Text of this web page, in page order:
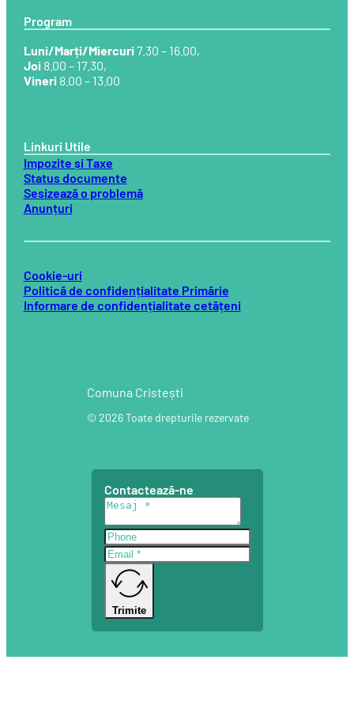
Program
Luni/Marți/Miercuri7.30 – 16.00,
Joi8.00 – 17.30,
Vineri8.00 – 13.00
Linkuri Utile
Impozite și Taxe
Status documente
Sesizează o problemă
Anunțuri
Comuna Cristești
© 2026 Toate drepturile rezervate
Cookie-uri
Politică de confidențialitate Primărie
Informare de confidențialitate cetățeni
Contactează-ne
Trimite